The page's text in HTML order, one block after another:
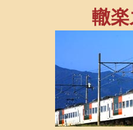
轍